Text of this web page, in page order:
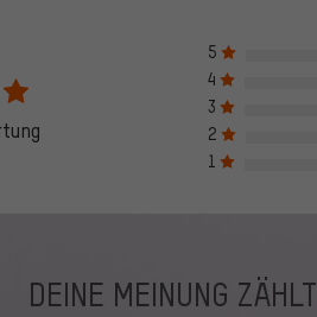
5
4
3
2
1
DEINE MEINUNG ZÄHLT